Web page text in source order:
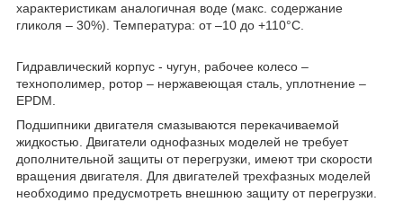
характеристикам аналогичная воде (макс. содержание
гликоля – 30%). Температура: от –10 до +110°С.
Гидравлический корпус - чугун, рабочее колесо –
технополимер, ротор – нержавеющая сталь, уплотнение –
EPDM.
Подшипники двигателя смазываются перекачиваемой
жидкостью. Двигатели однофазных моделей не требует
дополнительной защиты от перегрузки, имеют три скорости
вращения двигателя. Для двигателей трехфазных моделей
необходимо предусмотреть внешнюю защиту от перегрузки.